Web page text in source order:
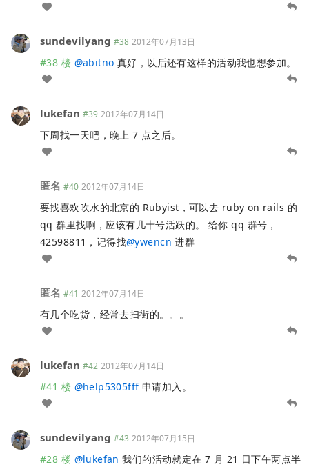
sundevilyang #38 2012年07月13日
#38 楼 @abitno 真好，以后还有这样的活动我也想参加。
lukefan #39 2012年07月14日
下周找一天吧，晚上 7 点之后。
匿名 #40 2012年07月14日
要找喜欢吹水的北京的 Rubyist，可以去 ruby on rails 的
qq 群里找啊，应该有几十号活跃的。 给你 qq 群号，
42598811，记得找@ywencn 进群
匿名 #41 2012年07月14日
有几个吃货，经常去扫街的。。。
lukefan #42 2012年07月14日
#41 楼 @help5305fff申请加入。
sundevilyang #43 2012年07月15日
#28 楼 @lukefan 我们的活动就定在 7 月 21 日下午两点半